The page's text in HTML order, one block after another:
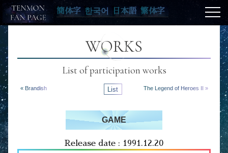
簡体字 한국어 日本語 繁体字
WORKS
List of participation works
« Brandish List The Legend of Heroes II »
GAME
Release date : 1991.12.20